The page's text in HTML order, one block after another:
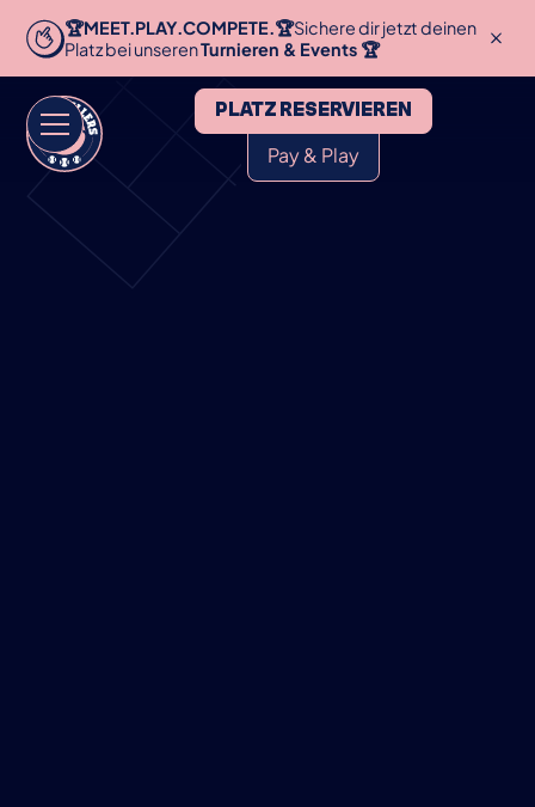
🏆MEET.PLAY.COMPETE.🏆Sichere dir jetzt deinen
Platz bei unserenTurnieren & Events 🏆
PLATZ RESERVIEREN
Pay & Play